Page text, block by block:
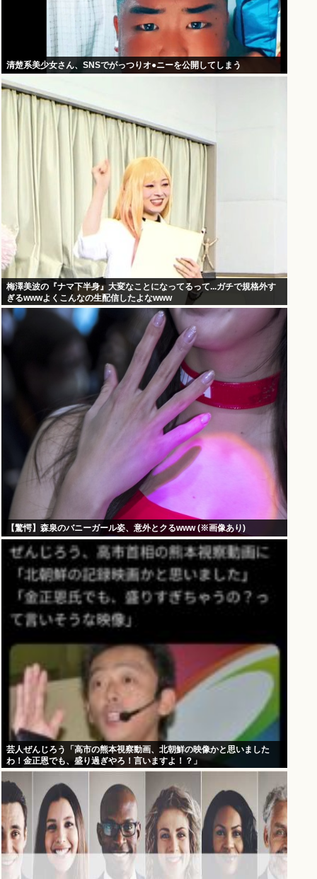
清楚系美少女さん、SNSでがっつりオ●ニーを公開してしまう
梅澤美波の『ナマ下半身』大変なことになってるって...ガチで規格外す
ぎるwwwよくこんなの生配信したよなwww
【驚愕】森泉のバニーガール姿、意外とクるwww (※画像あり)
芸人ぜんじろう「高市の熊本視察動画、北朝鮮の映像かと思いました
わ！金正恩でも、盛り過ぎやろ！言いますよ！？」